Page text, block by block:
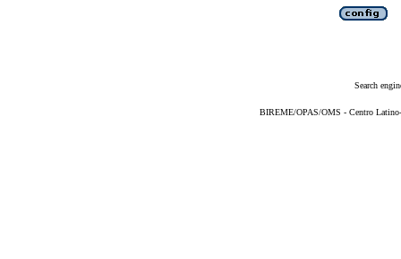
Search
BIREME/OPAS/OMS - Centro Latino-